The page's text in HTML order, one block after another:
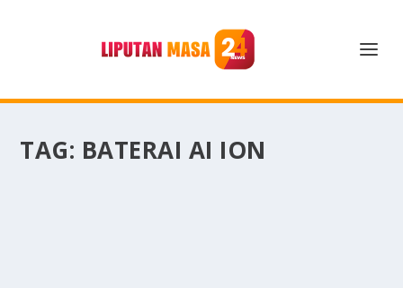
TAG: BATERAI AI ION